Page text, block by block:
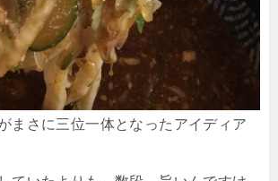
まさに三位一体となったアイディア